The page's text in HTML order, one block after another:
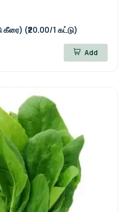
(₹20.00/1 கட்டு)
Add